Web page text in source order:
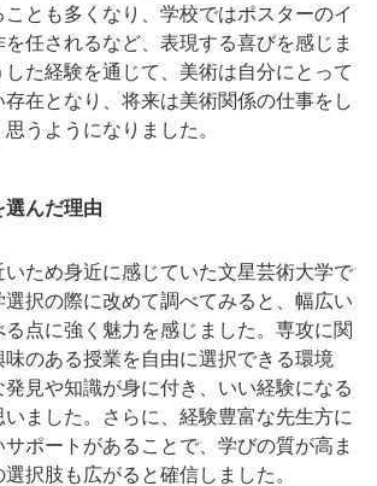
とも多くなり、学校ではポスターのイ
を任されるなど、表現する喜びを感じま
した経験を通じて、美術は自分にとって
存在となり、将来は美術関係の仕事をし
うようになりました。
選んだ理由
いため身近に感じていた文星芸術大学で
選択の際に改めて調べてみると、幅広い
る点に強く魅力を感じました。専攻に関
味のある授業を自由に選択できる環境
発見や知識が身に付き、いい経験になる
いました。さらに、経験豊富な先生方に
サポートがあることで、学びの質が高ま
選択肢も広がると確信しました。